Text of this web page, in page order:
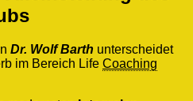
Dr. Wolf Barth unterscheidet
im Bereich Life Coaching